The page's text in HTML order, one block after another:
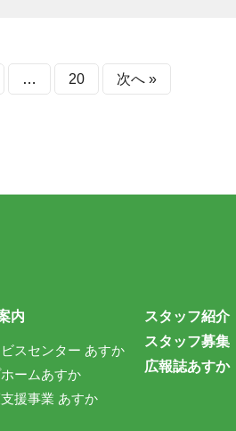
… 20 次へ »
内
スセンター あすか
ームあすか
援事業 あすか
スタッフ紹介
スタッフ募集
広報誌あすか